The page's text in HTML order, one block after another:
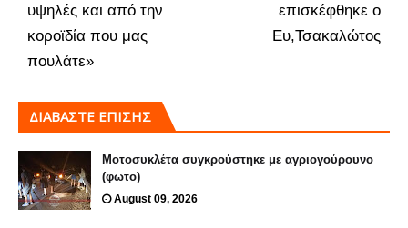
επισκέφθηκε ο
Ευ,Τσακαλώτος
υψηλές και από την
κοροϊδία που μας
πουλάτε»
ΔΙΑΒΑΣΤΕ ΕΠΙΣΗΣ
Μοτοσυκλέτα συγκρούστηκε με αγριογούρουνο
(φωτο)
August 09, 2026